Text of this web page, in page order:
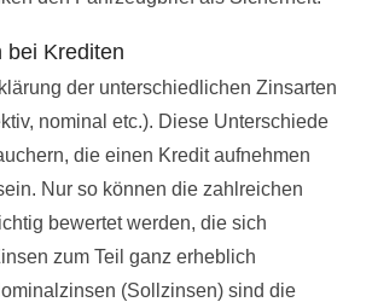
bei Krediten
der unterschiedlichen Zinsarten
nominal etc.). Diese Unterschiede
die einen Kredit aufnehmen
Nur so können die zahlreichen
bewertet werden, die sich
zum Teil ganz erheblich
(Sollzinsen) sind die